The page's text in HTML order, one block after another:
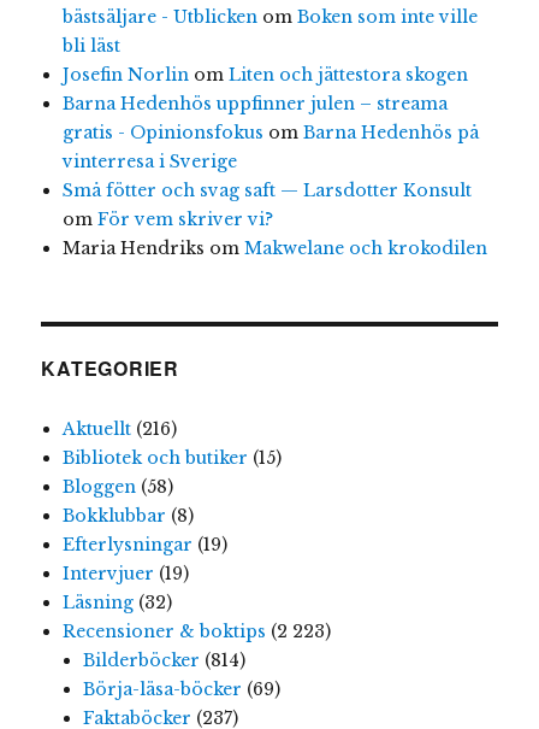
bästsäljare - Utblickenom Boken som inte ville
bli läst
Josefin Norlinom Liten och jättestora skogen
Barna Hedenhös uppfinner julen – streama
gratis - Opinionsfokus om Barna Hedenhös på
vinterresa i Sverige
Små fötter och svag saft — Larsdotter Konsult
om För vem skriver vi?
Maria Hendriks om Makwelane och krokodilen
KATEGORIER
Aktuellt(216)
Bibliotek och butiker (15)
Bloggen(58)
Bokklubbar (8)
Efterlysningar (19)
Intervjuer (19)
Läsning(32)
Recensioner & boktips (2 223)
Bilderböcker (814)
Börja-läsa-böcker (69)
Faktaböcker (237)